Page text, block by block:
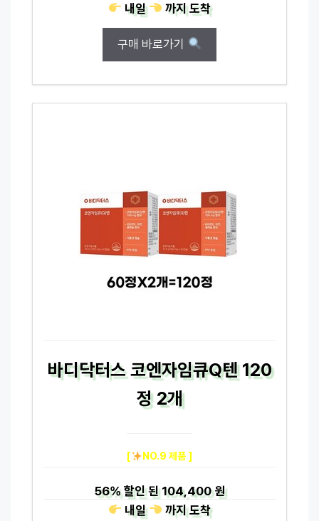
내일
까지도착
구매 바로가기
바디닥터스 코엔자임큐Q텐 120
정 2개
[ NO.9 제품 ]
56%할인 된104,400 원
내일
까지도착